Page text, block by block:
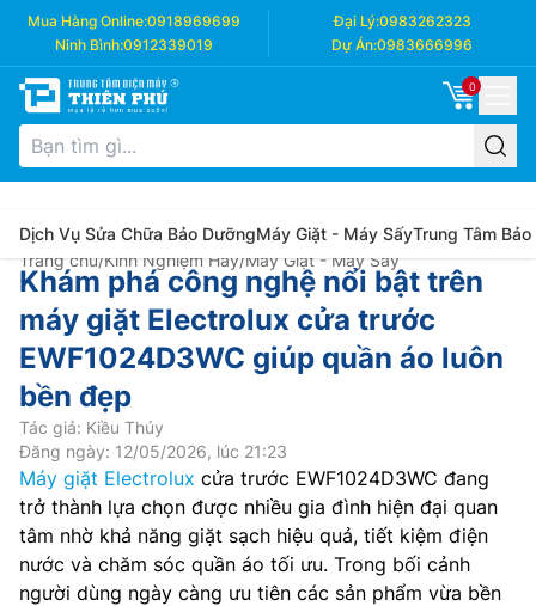
Mua Hàng Online:0918969699 Đại Lý:0983262323
Ninh Bình:0912339019 Dự Án:0983666996
0
Dịch Vụ Sửa Chữa Bảo DưỡngMáy Giặt - Máy SấyTrung Tâm Bảo
Trang chủ/Kinh Nghiệm Hay/Máy Giặt - Máy Sấy
Khám phá công nghệ nổi bật trên
máy giặt Electrolux cửa trước
EWF1024D3WC giúp quần áo luôn
bền đẹp
Tác giả: Kiều Thúy
Đăng ngày: 12/05/2026, lúc 21:23
Máy giặt Electrolux cửa trước EWF1024D3WC đang
trở thành lựa chọn được nhiều gia đình hiện đại quan
tâm nhờ khả năng giặt sạch hiệu quả, tiết kiệm điện
nước và chăm sóc quần áo tối ưu. Trong bối cảnh
người dùng ngày càng ưu tiên các sản phẩm vừa bền